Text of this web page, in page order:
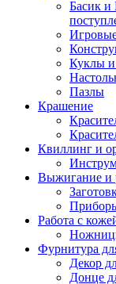
Басик
Куклы и
Пазлы
Крашение
Квиллинг и
Выжигание и
Работа с
Фурнитура
Декор
Донце